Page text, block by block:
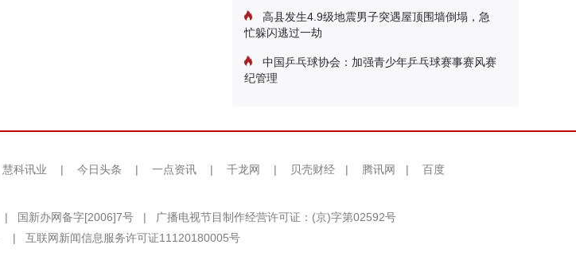
高县发生4.9级地震男子突遇屋顶围墙倒塌，急
忙躲闪逃过一劫
中国乒乓球协会：加强青少年乒乓球赛事赛风赛
纪管理
慧科讯业 | 今日头条 | 一点资讯 | 千龙网 | 贝壳财经 | 腾讯网 | 百度
| 国新办网备字[2006]7号 |
广播电视节目制作经营许可证：(京)字第02592号
| 互联网新闻信息服务许可证11120180005号